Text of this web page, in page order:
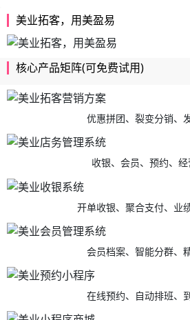
美业拓客，用美盈易
核心产品矩阵(可免费试用)
优惠拼团、裂变分销、
收银、会员、预约、
开单收银、聚合支付、业
会员档案、智能分群、
在线预约、自动排班、